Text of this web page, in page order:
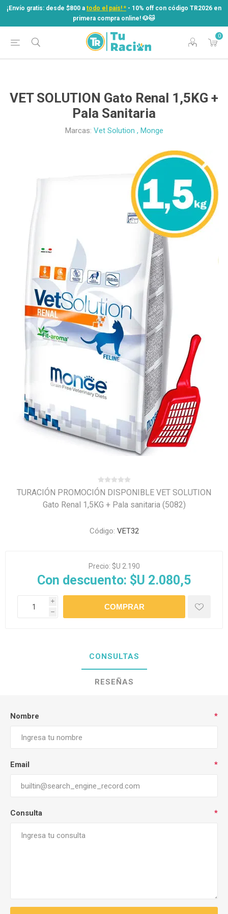
¡Envío gratis: desde $800 a todo el país! * - 10% off con código TR2026 en
primera compra online! ​🐶​🐱
0
¡Envío gratis: desde $800 atodo el país! *
- 10% off con código TR2026 en
primera compra online! ​🐶​🐱
VET SOLUTION Gato Renal 1,5KG +
Pala Sanitaria
Marcas: Vet Solution , Monge
TURACIÓN PROMOCIÓN DISPONIBLE VET SOLUTION
Gato Renal 1,5KG + Pala sanitaria (5082)
Código: VET32
Precio: $U 2.190
Con descuento: $U 2.080,5
i
h
CONSULTAS
RESEÑAS
Nombre *
Email *
Consulta *